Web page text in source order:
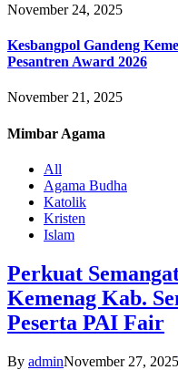
November 24, 2025
Kesbangpol Gandeng
Pesantren Award 2026
November 21, 2025
Mimbar Agama
All
Agama Budha
Katolik
Kristen
Islam
Perkuat
Kemenag Kab.
Peserta PAI Fair
By adminNovember 27, 2025